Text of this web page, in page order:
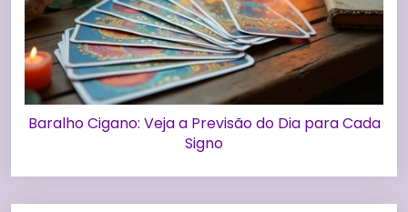
Baralho Cigano: Veja a Previsão do Dia para Cada
Signo